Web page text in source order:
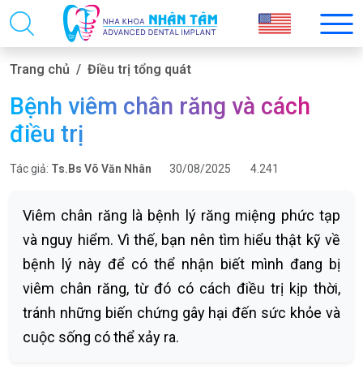
Trang chủ Điều trị tổng quát
Bệnh viêm chân răng và cách
điều trị
Tác giả: Ts.Bs Võ Văn Nhân 30/08/2025 4.241
Viêm chân răng là bệnh lý răng miệng phức tạp
và nguy hiểm. Vì thế, bạn nên tìm hiểu thật kỹ về
bệnh lý này để có thể nhận biết mình đang bị
viêm chân răng, từ đó có cách điều trị kịp thời,
tránh những biến chứng gây hại đến sức khỏe và
cuộc sống có thể xảy ra.